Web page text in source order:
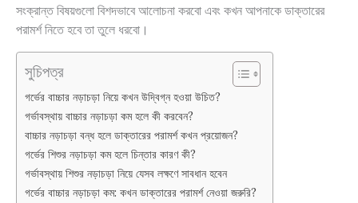
সংক্রান্ত বিষয়গুলো বিশদভাবে আলোচনা করবো এবং কখন আপনাকে ডাক্তারের
পরামর্শ নিতে হবে তা তুলে ধরবো।
সুচিপত্র
গর্ভের বাচ্চার নড়াচড়া নিয়ে কখন উদ্বিগ্ন হওয়া উচিত?
গর্ভাবস্থায় বাচ্চার নড়াচড়া কম হলে কী করবেন?
বাচ্চার নড়াচড়া বন্ধ হলে ডাক্তারের পরামর্শ কখন প্রয়োজন?
গর্ভের শিশুর নড়াচড়া কম হলে চিন্তার কারণ কী?
গর্ভাবস্থায় শিশুর নড়াচড়া নিয়ে যেসব লক্ষণে সাবধান হবেন
গর্ভের বাচ্চার নড়াচড়া কম: কখন ডাক্তারের পরামর্শ নেওয়া জরুরি?